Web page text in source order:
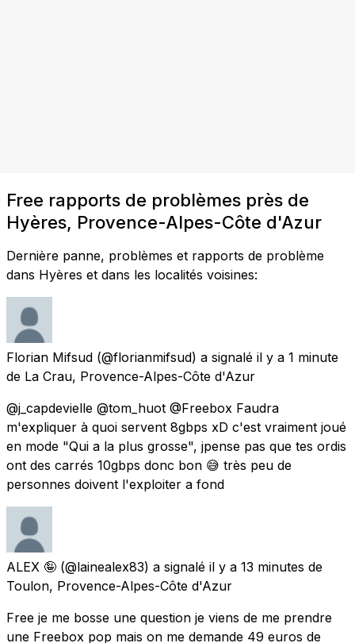
Free rapports de problèmes près de
Hyères, Provence-Alpes-Côte d'Azur
Dernière panne, problèmes et rapports de problème
dans Hyères et dans les localités voisines:
Florian Mifsud (@florianmifsud) a signalé il y a 1 minute
de La Crau, Provence-Alpes-Côte d'Azur
@j_capdevielle @tom_huot @Freebox Faudra
m'expliquer à quoi servent 8gbps xD c'est vraiment joué
en mode "Qui a la plus grosse", jpense pas que tes ordis
ont des carrés 10gbps donc bon 😅 très peu de
personnes doivent l'exploiter a fond
ALEX 🤪 (@lainealex83) a signalé il y a 13 minutes de
Toulon, Provence-Alpes-Côte d'Azur
Free je me bosse une question je viens de me prendre
une Freebox pop mais on me demande 49 euros de